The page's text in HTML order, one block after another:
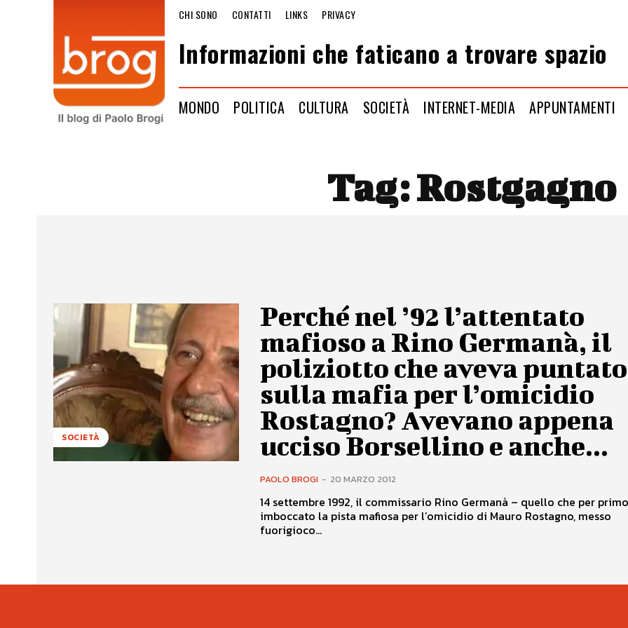
CHI SONO CONTATTI LINKS PRIVACY
Informazioni che faticano a trovare spazio
MONDO POLITICA CULTURA SOCIETÀ INTERNET-MEDIA APPUNTAMENTI
Tag:Rostgagno
SOCIETÀ
Perché nel ’92 l’attentato
mafioso a Rino Germanà, il
poliziotto che aveva puntato
sulla mafia per l’omicidio
Rostagno? Avevano appena
ucciso Borsellino e anche...
PAOLO BROGI - 20 MARZO 2012
14 settembre 1992, il commissario Rino Germanà – quello che per
imboccato la pista mafiosa per l’omicidio di Mauro Rostagno, messo
fuorigioco...